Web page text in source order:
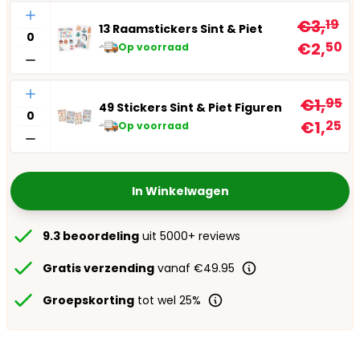
Aantal
13 Raamstickers Sint & Piet
Op voorraad
€3,19
€2,50
Aantal
49 Stickers Sint & Piet Figuren
Op voorraad
€1,95
€1,25
In Winkelwagen
9.3 beoordeling uit 5000+ reviews
Gratis verzending vanaf €49.95
Groepskorting tot wel 25%